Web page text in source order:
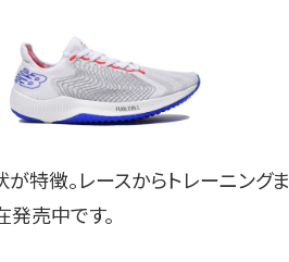
特徴。レースからトレーニングま
売中です。